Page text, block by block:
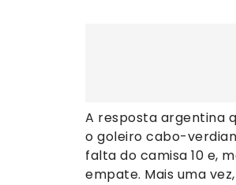
A resposta argentina
o goleiro cabo-
falta do camisa 10 e,
empate. Mais uma